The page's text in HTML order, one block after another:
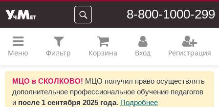
8-800-1000-299
Меню Фильтр Корзина Вход Регистрация
МЦО в СКОЛКОВО! МЦО получил право осуществлять
дополнительное профессиональное обучение педагогов
и после 1 сентября 2025 года. Подробнее